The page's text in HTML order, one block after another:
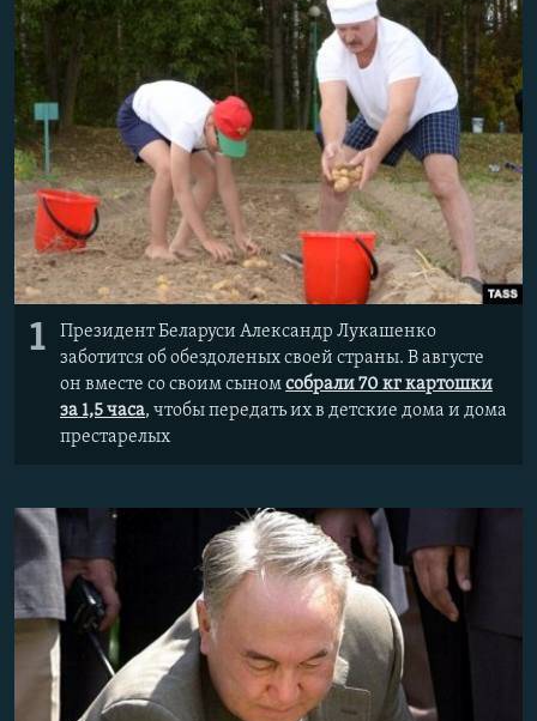
ПОБЕДИТЕЛЕЙ НЕ СУДЯТ?
КРЫМ.НЕПОКОРЕННЫЙ
ELIFBE
УКРАИНСКАЯ ПРОБЛЕМА КРЫМА
ПРИСОЕДИНЯЙТЕСЬ!
Все сайты RFE/RL
1
Президент Беларуси Александр Лукашенко
заботится об обездоленых своей страны. В августе
он вместе со своим сыномсобрали 70 кг картошки
за 1,5 часа, чтобы передать их в детские дома и дома
престарелых